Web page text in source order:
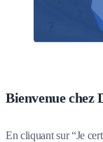
Bienvenue chez
En cliquant sur “Je